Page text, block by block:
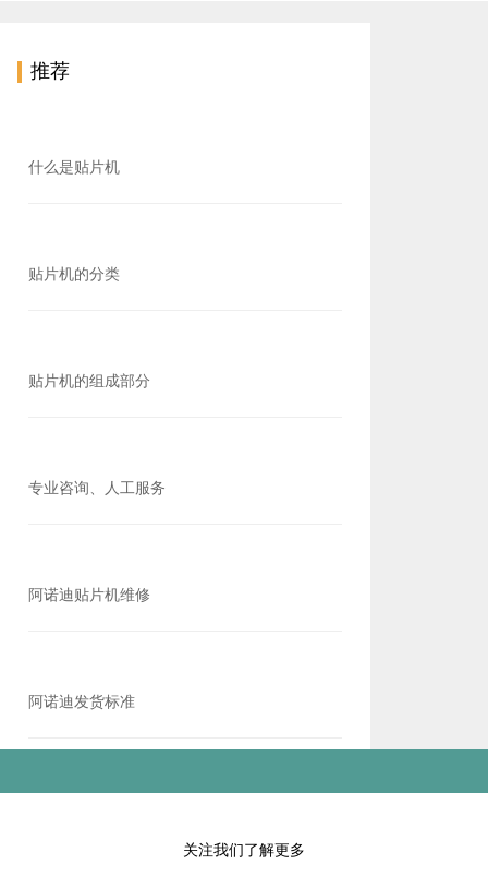
推荐
什么是贴片机
贴片机的分类
贴片机的组成部分
专业咨询、人工服务
阿诺迪贴片机维修
阿诺迪发货标准
关注我们了解更多